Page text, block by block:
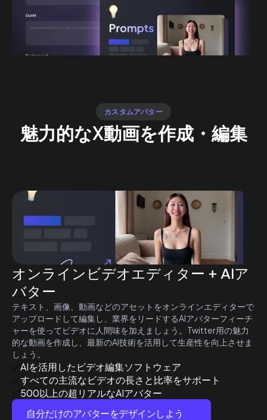
カスタムアバター
魅力的なX動画を作成・編集
ンラインツールを提供しています。テキストに基づいてビデオを
作成する場合でも、オンラインエディタを使用してビデオにカス
タマイズを加える場合でも、私たちは対応しています。
オンラインビデオエディター + AIア
バター
テキスト、画像、動画などのアセットをオンラインエディターで
アップロードして編集し、業界をリードするAIアバターフィーチ
ャーを使ってビデオに人間味を加えましょう。Twitter用の魅力
的な動画を作成し、最新のAI技術を活用して生産性を向上させま
しょう。
AIを活用したビデオ編集ソフトウェア
すべての主流なビデオの長さと比率をサポート
500以上の超リアルなAIアバター
自分だけのアバターをデザインしよう